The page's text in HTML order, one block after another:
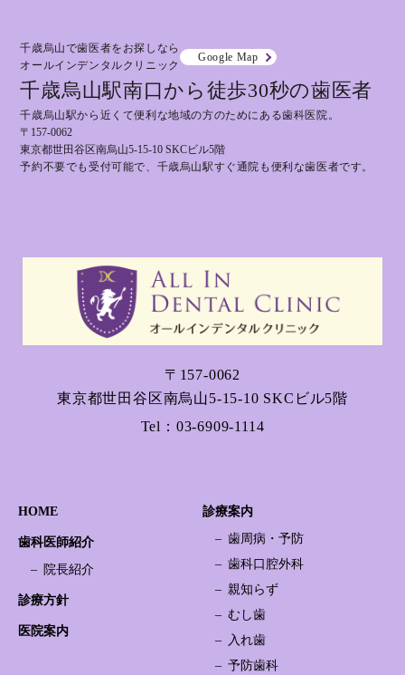
千歳烏山で歯医者をお探しなら
オールインデンタルクリニック
Google Map
千歳烏山駅南口から徒歩30秒の歯医者
千歳烏山駅から近くて便利な地域の方のためにある歯科医院。
〒157-0062
東京都世田谷区南烏山5-15-10 SKCビル5階
予約不要でも受付可能で、千歳烏山駅すぐ通院も便利な歯医者です。
〒157-0062
東京都世田谷区南烏山5-15-10 SKCビル5階
Tel： 03-6909-1114
HOME
歯科医師紹介
院長紹介
診療方針
医院案内
診療案内
歯周病・予防
歯科口腔外科
親知らず
むし歯
入れ歯
予防歯科